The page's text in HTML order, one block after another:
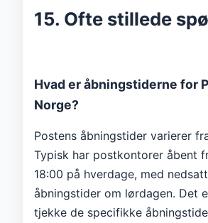
15. Ofte stillede
Hvad er åbningstiderne for
Norge?
Postens åbningstider varierer
Typisk har postkontorer åbent
18:00 på hverdage, med
åbningstider om lørdagen. Det
tjekke de specifikke